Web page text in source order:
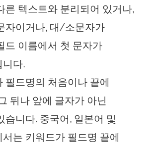
른 텍스트와 분리되어 있거나,
자이거나, 대/소문자가
드 이름에서 첫 문자가
니다.
필드명의 처음이나 끝에
뒤나 앞에 글자가 아닌
습니다. 중국어, 일본어 및
는 키워드가 필드명 끝에